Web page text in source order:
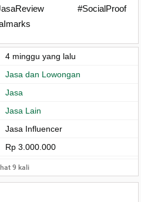
#SocialProof
4 minggu yang lalu
Jasa dan Lowongan
Jasa
Jasa Lain
Jasa Influencer
Rp 3.000.000
9 kali